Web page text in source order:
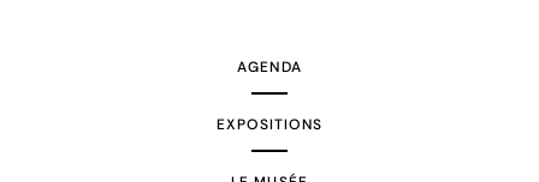
AGENDA
EXPOSITIONS